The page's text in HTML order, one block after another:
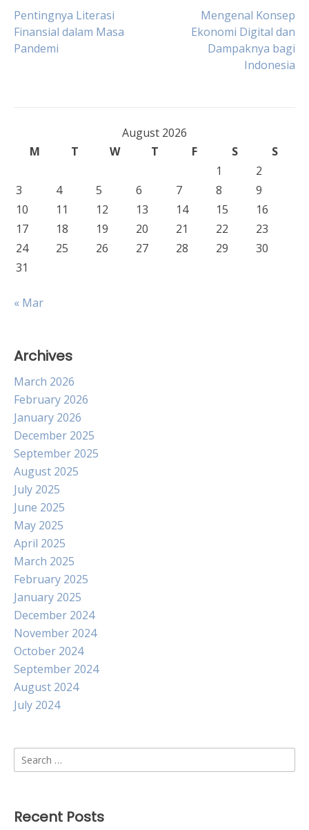
Post
navigation
Pentingnya Literasi
Finansial dalam Masa
Pandemi
Mengenal Konsep
Ekonomi Digital dan
Dampaknya bagi
Indonesia
August 2026
M
T W T F S
S
1
2
3
4 5 6 7 8
9
10
11 12 13 14 15
16
17
18 19 20 21 22
23
24
25 26 27 28 29
30
31
« Mar
Archives
March 2026
February 2026
January 2026
December 2025
September 2025
August 2025
July 2025
June 2025
May 2025
April 2025
March 2025
February 2025
January 2025
December 2024
November 2024
October 2024
September 2024
August 2024
July 2024
Search
for:
Recent Posts